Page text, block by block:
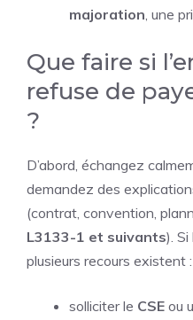
majoration, une
Que faire si
refuse de
?
D’abord, échangez
demandez des
(contrat, convention,
L3133-1 et suivants).
plusieurs recours existent :
solliciter le CSE ou